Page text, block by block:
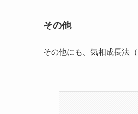
その他
その他にも、気相成長法